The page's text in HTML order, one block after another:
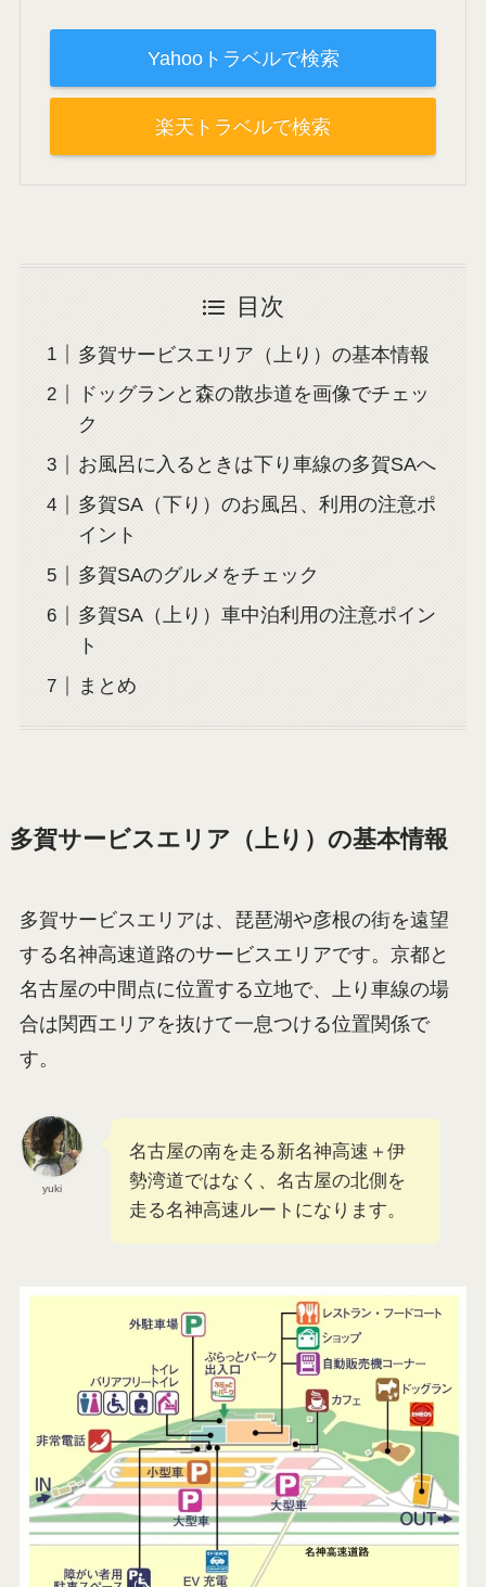
Yahooトラベルで検索
楽天トラベルで検索
目次
多賀サービスエリア（上り）の基本情報
ドッグランと森の散歩道を画像でチェッ
ク
お風呂に入るときは下り車線の多賀SAへ
多賀SA（下り）のお風呂、利用の注意ポ
イント
多賀SAのグルメをチェック
多賀SA（上り）車中泊利用の注意ポイン
ト
まとめ
多賀サービスエリア（上り）の基本情報
多賀サービスエリアは、琵琶湖や彦根の街を遠望
する名神高速道路のサービスエリアです。京都と
名古屋の中間点に位置する立地で、上り車線の場
合は関西エリアを抜けて一息つける位置関係で
す。
yuki
名古屋の南を走る新名神高速＋伊
勢湾道ではなく、名古屋の北側を
走る名神高速ルートになります。